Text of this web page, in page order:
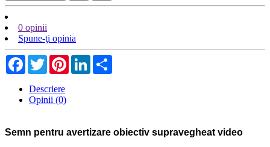
0 opinii
Spune-ţi opinia
Facebook
TwitterPinterestLinkedIn
Descriere
Opinii (0)
Semn pentru avertizare obiectiv supravegheat video